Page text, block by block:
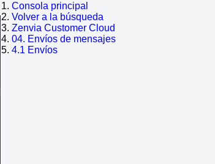
Consola principal
Volver a la búsqueda
Zenvia Customer Cloud
04. Envíos de mensajes
4.1 Envíos